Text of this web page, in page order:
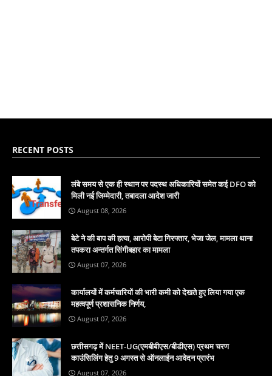
RECENT POSTS
लंबे समय से एक ही स्थान पर पदस्थ अधिकारियों समेत कई DFO को
मिली नई जिम्मेदारी, तबादला आदेश जारी
August 08, 2026
बेटे ने की बाप की हत्या, आरोपी बेटा गिरफ्तार, भेजा जेल, मामला थाना
तपकरा अन्तर्गत सिंगीबहार का मामला
August 07, 2026
कार्यालयों में कर्मचारियों की भारी कमी को देखते हुए लिया गया एक
महत्वपूर्ण प्रशासनिक निर्णय,
August 07, 2026
छत्तीसगढ़ में NEET-UG(एमबीबीएस/बीडीएस) प्रथम चरण
काउंसिलिंग हेतु 9 अगस्त से ऑनलाईन आवेदन प्रारंभ
August 07, 2026